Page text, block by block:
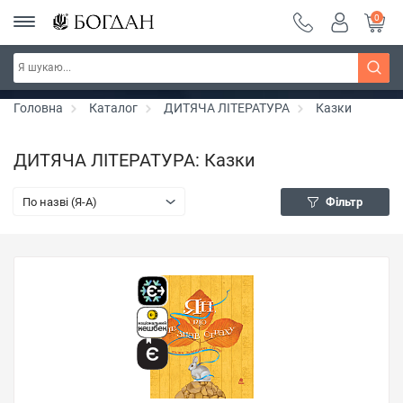
Серія "Чейзіана" ~ знижка 20%
0
Головна Каталог ДИТЯЧА ЛІТЕРАТУРА Казки
ДИТЯЧА ЛІТЕРАТУРА: Казки
По назві (Я-А) Фільтр